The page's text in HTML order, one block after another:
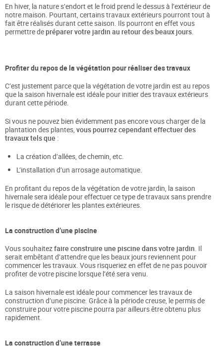
En hiver, la nature s’endort et le froid prend le dessus à l’extérieur de
notre maison. Pourtant, certains travaux extérieurs pourront tout à
fait être réalisés durant cette saison. Ils pourront en effet vous
permettre depréparer votre jardin au retour des beaux jours
Profiter du repos de la végétation pour réaliser des travaux
C’est justement parce que la végétation de votre jardin est au repos
que la saison hivernale est idéale pour initier des travaux extérieurs
durant cette période.
Si vous ne pouvez bien évidemment pas encore vous charger de la
plantation des plantes, vous pourrez cependant effectuer des
travaux tels que :
La création d’allées, de chemin, etc.
L’installation d’un arrosage automatique.
En profitant du repos de la végétation de votre jardin, la saison
hivernale sera idéale pour effectuer ce type de travaux sans prendre
le risque de détériorer les plantes extérieures.
La construction d’une piscine
Vous souhaitezfaire construire une piscine dans votre jardin . Il
serait embêtant d’attendre que les beaux jours reviennent pour
commencer les travaux. Vous risqueriez en effet de ne pas pouvoir
profiter de votre piscine lorsque l’été sera venu.
La saison hivernale est idéale pour commencer les travaux de
construction d’une piscine. Grâce à la période creuse, le permis de
construire pour votre piscine pourra par ailleurs être obtenu plus
rapidement.
La construction d’une terrasse